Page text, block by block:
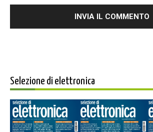
Selezione di elettronica